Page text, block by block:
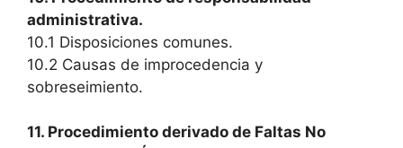
administrativa.
10.1 Disposiciones comunes.
10.2 Causas de improcedencia y
sobreseimiento.
11. Procedimiento derivado de Faltas No